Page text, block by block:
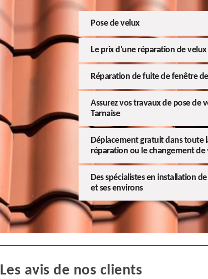
Pose de velux
Le prix d'une réparation de
Réparation de fuite de fenêtre
Assurez vos travaux de pose de
Tarnaise
Déplacement gratuit dans toute
réparation ou le changement de
Des spécialistes en installation
et ses environs
Les avis de nos clients